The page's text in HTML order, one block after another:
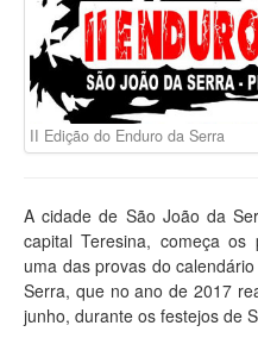
II Edição do Enduro da Serra
A cidade de São João da
capital Teresina, começa os
uma das provas do
Serra, que no ano de 2017
junho, durante os festejos de